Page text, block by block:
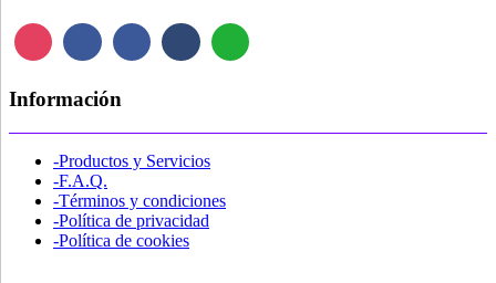
Información
-Productos y Servicios
-F.A.Q.
-Términos y condiciones
-Política de privacidad
-Política de cookies